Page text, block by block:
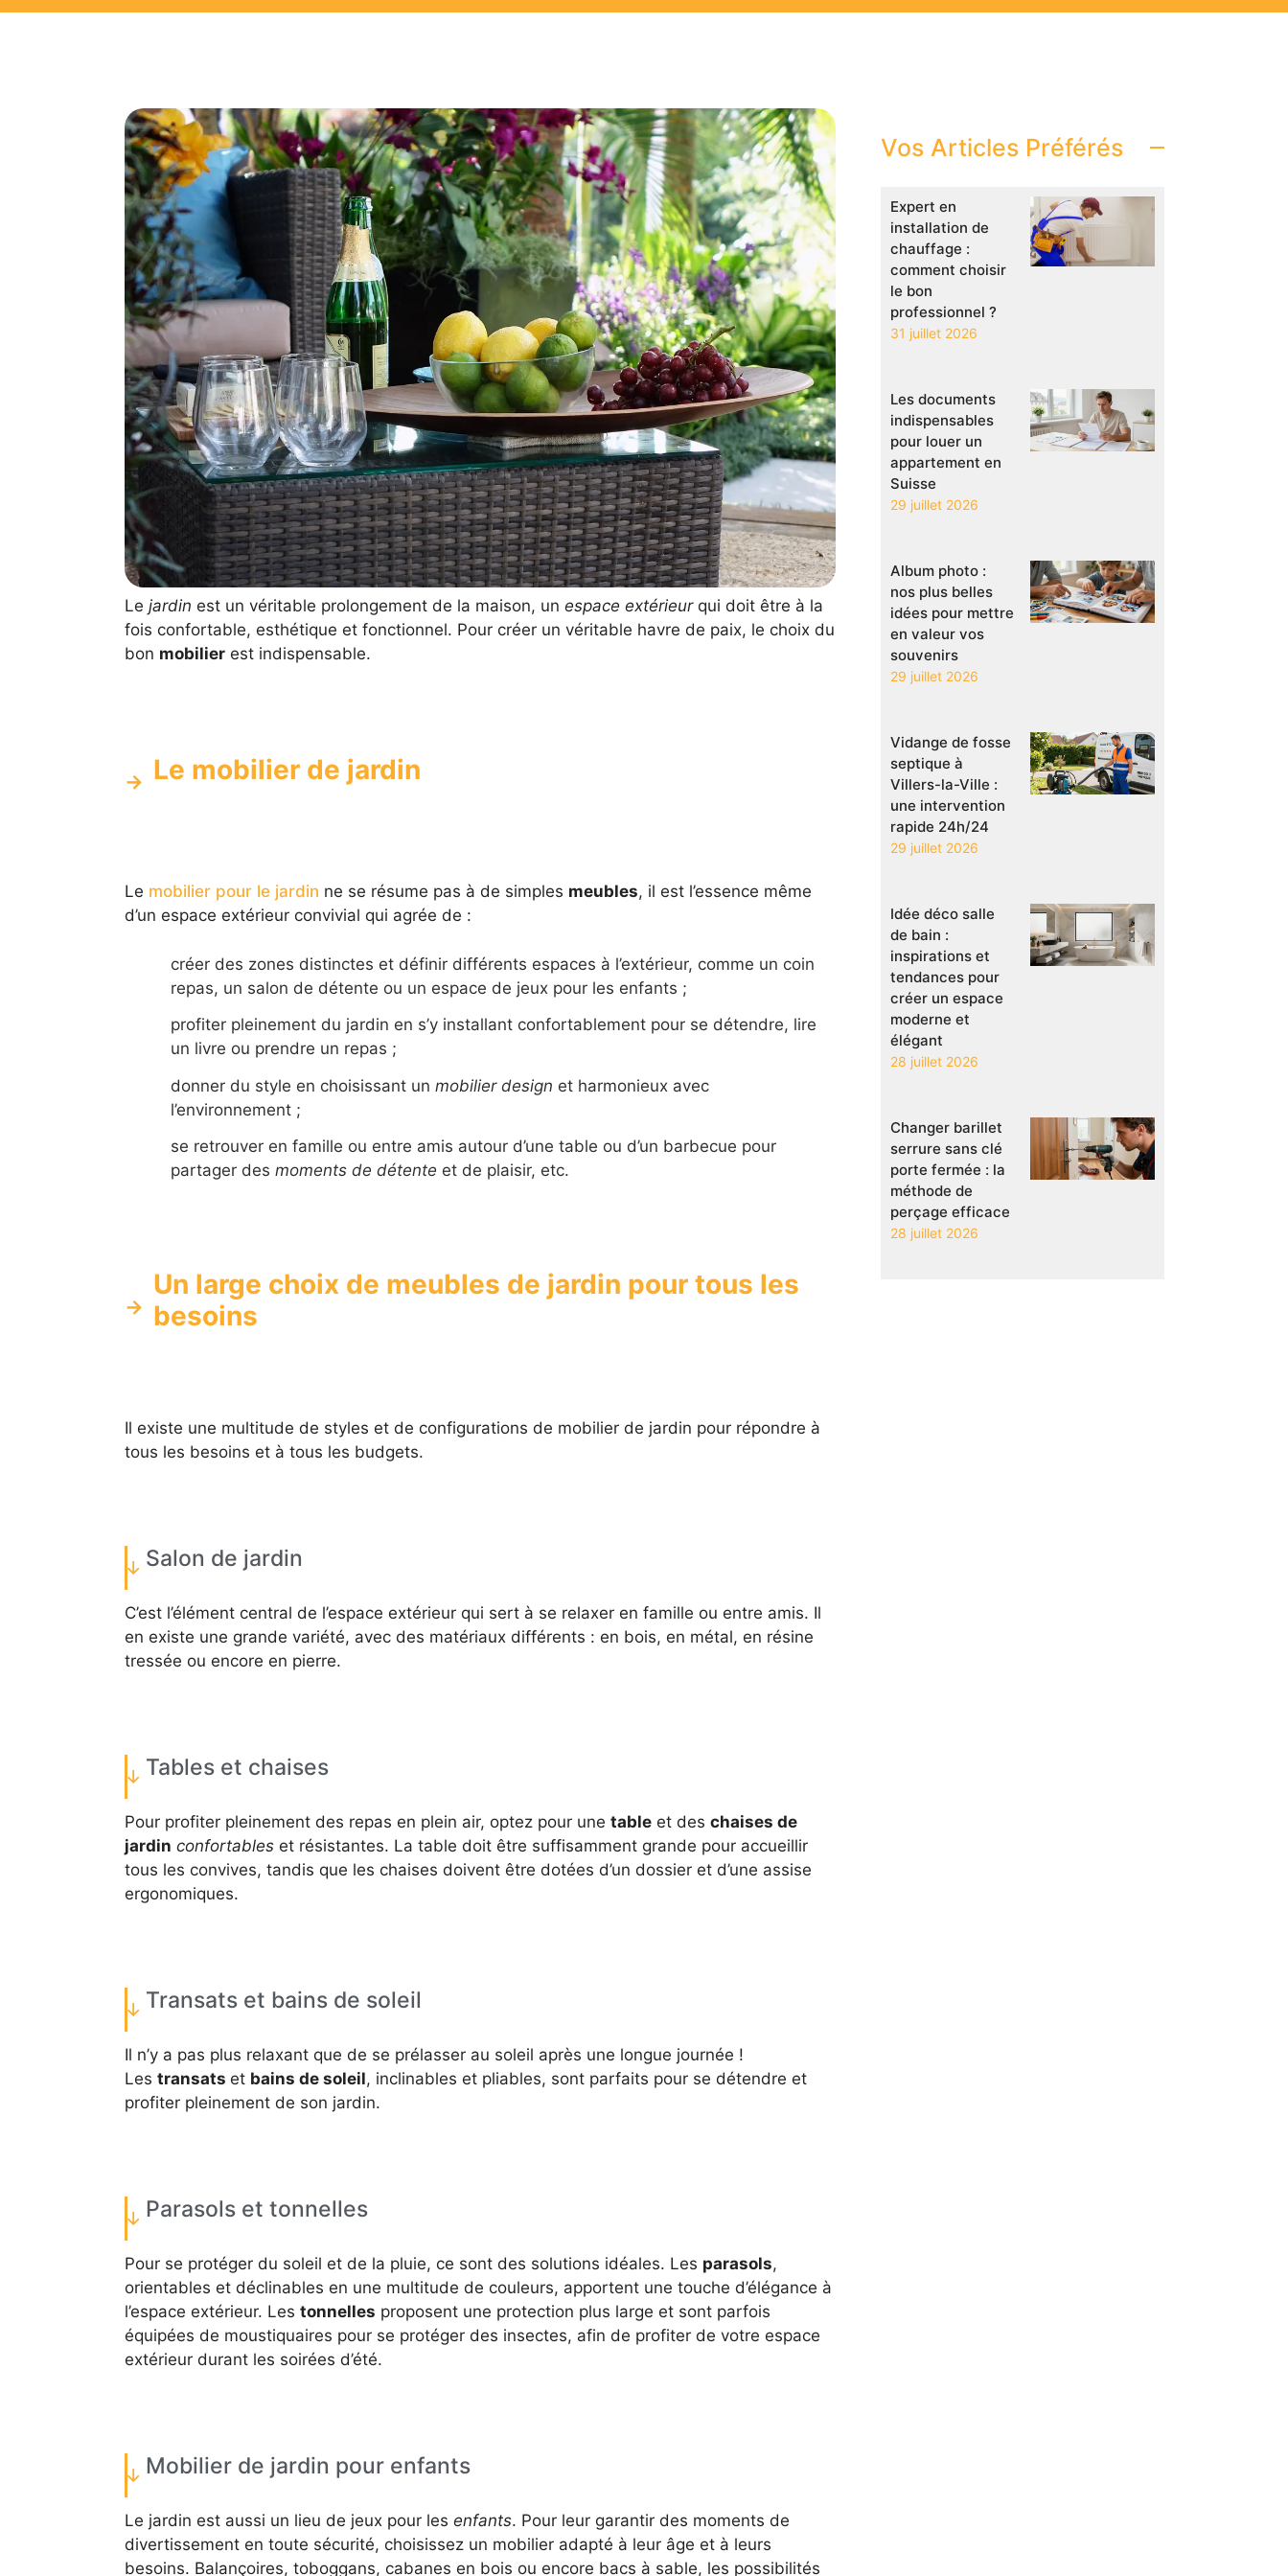
Le jardin est un véritable prolongement de la maison, un espace extérieurqui doit être à la
fois confortable, esthétique et fonctionnel. Pour créer un véritable havre de paix, le choix du
bon mobilierest indispensable.
Le mobilier de jardin
Le mobilier pour le jardin ne se résume pas à de simples meubles, il est l’essence même
d’un espace extérieur convivial qui agrée de :
créer des zones distinctes et définir différents espaces à l’extérieur, comme un coin
repas, un salon de détente ou un espace de jeux pour les enfants ;
profiter pleinement du jardin en s’y installant confortablement pour se détendre, lire
un livre ou prendre un repas ;
donner du style en choisissant un mobilier design et harmonieux avec
l’environnement ;
se retrouver en famille ou entre amis autour d’une table ou d’un barbecue pour
partager des moments de détente et de plaisir, etc.
Un large choix de meubles de jardin pour tous les
besoins
Il existe une multitude de styles et de configurations de mobilier de jardin pour répondre à
tous les besoins et à tous les budgets.
Salon de jardin
C’est l’élément central de l’espace extérieur qui sert à se relaxer en famille ou entre amis. Il
en existe une grande variété, avec des matériaux différents : en bois, en métal, en résine
tressée ou encore en pierre.
Tables et chaises
Pour profiter pleinement des repas en plein air, optez pour une tableet des chaises de
jardin confortableset résistantes. La table doit être suffisamment grande pour accueillir
tous les convives, tandis que les chaises doivent être dotées d’un dossier et d’une assise
ergonomiques.
Transats et bains de soleil
Il n’y a pas plus relaxant que de se prélasser au soleil après une longue journée !
Les transats et bains de soleil, inclinables et pliables, sont parfaits pour se détendre et
profiter pleinement de son jardin.
Parasols et tonnelles
Pour se protéger du soleil et de la pluie, ce sont des solutions idéales. Les parasols,
orientables et déclinables en une multitude de couleurs, apportent une touche d’élégance à
l’espace extérieur. Les tonnelles proposent une protection plus large et sont parfois
équipées de moustiquaires pour se protéger des insectes, afin de profiter de votre espace
extérieur durant les soirées d’été.
Mobilier de jardin pour enfants
Le jardin est aussi un lieu de jeux pour les enfants. Pour leur garantir des moments de
divertissement en toute sécurité, choisissez un mobilier adapté à leur âge et à leurs
besoins. Balançoires, toboggans, cabanes en bois ou encore bacs à sable, les possibilités
Vos Articles Préférés
Expert en
installation de
chauffage :
comment choisir
le bon
professionnel ?
31 juillet 2026
Les documents
indispensables
pour louer un
appartement en
Suisse
29 juillet 2026
Album photo :
nos plus belles
idées pour mettre
en valeur vos
souvenirs
29 juillet 2026
Vidange de fosse
septique à
Villers-la-Ville :
une intervention
rapide 24h/24
29 juillet 2026
Idée déco salle
de bain :
inspirations et
tendances pour
créer un espace
moderne et
élégant
28 juillet 2026
Changer barillet
serrure sans clé
porte fermée : la
méthode de
perçage efficace
28 juillet 2026